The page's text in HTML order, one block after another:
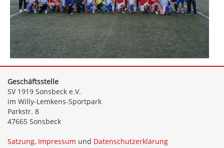
Geschäftsstelle
SV 1919 Sonsbeck e.V.
im Willy-Lemkens-Sportpark
Parkstr. 8
47665 Sonsbeck
Satzung, Impressum und Datenschutzerklärung